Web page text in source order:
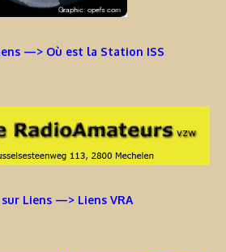
—> Où est la Station ISS
Liens —> Liens VRA